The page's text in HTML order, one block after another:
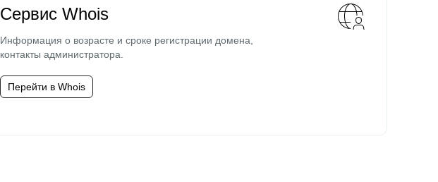
Сервис Whois
Информация о возрасте и сроке регистрации домена,
контакты администратора.
Перейти в Whois